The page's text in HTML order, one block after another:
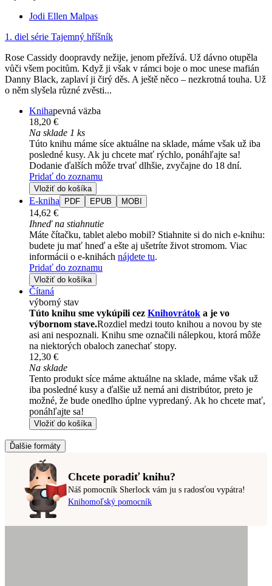
Jodi Ellen Malpas
1. diel série Tajemný hříšník
Rose Cassidy doopravdy nežije, jenom přežívá. Už dávno otupěla
vůči všem pocitům. Když ji však v rámci boje o moc unese mafián
Danny Black, zaplaví ji čirý děs. A ještě něco – nezkrotná touha. Už
o něm slyšela různé zvěsti...
Knihapevná väzba
18,20 €
Na sklade 1 ks
Túto knihu máme síce aktuálne na sklade, máme však už iba
posledné kusy. Ak ju chcete mať rýchlo, ponáhľajte sa!
Dodanie ďalších môže trvať dlhšie, zvyčajne do 18 dní.
Pridať do zoznamu
Vložiť do košíka
E-kniha PDF EPUB MOBI
14,62 €
Ihneď na stiahnutie
Máte čítačku, tablet alebo mobil? Stiahnite si do nich e-knihu:
budete ju mať hneď a ešte aj ušetríte život stromom. Viac
informácii o e-knihách nájdete tu.
Pridať do zoznamu
Vložiť do košíka
Čítaná
výborný stav
Túto knihu sme vykúpili cez Knihovrátok a je vo
výbornom stave.Rozdiel medzi touto knihou a novou by ste
asi ani nespoznali. Knihu sme označili nálepkou, ktorá môže
na niektorých obaloch zanechať stopy.
12,30 €
Na sklade
Tento produkt síce máme aktuálne na sklade, máme však už
iba posledné kusy a ďalšie už nemá ani distribútor, preto je
možné, že bude onedlho úplne vypredaný. Ak ho chcete mať,
ponáhľajte sa!
Vložiť do košíka
Ďalšie formáty
Chcete poradiť knihu?
Náš pomocník Sherlock vám ju s radosťou vypátra!
Knihomoľský pomocník